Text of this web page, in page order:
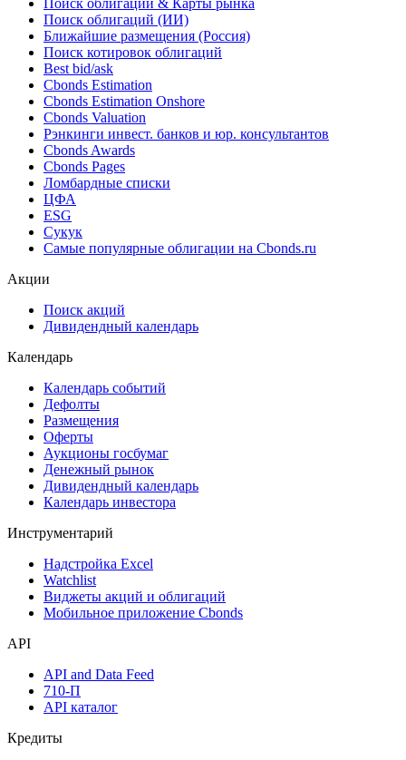
Показать все
Облигации
Поиск облигаций & Карты рынка
Поиск облигаций (ИИ)
Ближайшие размещения (Россия)
Поиск котировок облигаций
Best bid/ask
Cbonds Estimation
Cbonds Estimation Onshore
Cbonds Valuation
Рэнкинги инвест. банков и юр. консультантов
Cbonds Awards
Cbonds Pages
Ломбардные списки
ESG
Самые популярные облигации на Cbonds.ru
Дивидендный календарь
Календарь
Календарь событий
Дефолты
Размещения
Оферты
Денежный рынок
Календарь инвестора
Инструментарий
Мобильное приложение Cbonds
API
API and Data Feed